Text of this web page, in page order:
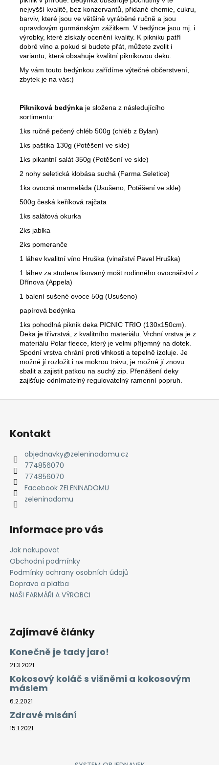
nejvyšší kvalitě, bez konzervantů, přidané chemie, cukru,
barviv, které jsou ve většině vyráběné ručně a jsou
opravdovým gurmánským zážitkem. V bedýnce jsou mj. i
výrobky, které získaly ocenění kvality. K pikniku patří
dobré víno a pokud si budete přát, můžete zvolit i
variantu, která obsahuje kvalitní piknikovou deku.
My vám touto bedýnkou zařídíme výtečné občerstvení,
zbytek je na vás:)
Pikniková bedýnka je složena z následujícího
sortimentu:
1ks ručně pečený chléb 500g (chléb z Bylan)
1ks paštika 130g (Potěšení ve skle)
1ks pikantní salát 350g (Potěšení ve skle)
2 nohy seletická klobása suchá (Farma Seletice)
1ks ovocná marmeláda (Usušeno, Potěšení ve skle)
500g česká keříková rajčata
1ks salátová okurka
2ks jablka
2ks pomeranče
1 láhev kvalitní víno Hruška (vinařství Pavel Hruška)
1 láhev za studena lisovaný mošt rodinného ovocnářství z
Dřínova (Appela)
1 balení sušené ovoce 50g (Usušeno)
papírová bedýnka
1ks pohodlná piknik deka PICNIC TRIO (130x150cm).
Deka je třívrstvá, z kvalitního materiálu. Vrchní vrstva je z
materiálu Polar fleece, který je velmi příjemný na dotek.
Spodní vrstva chrání proti vlhkosti a tepelně izoluje. Je
možné jí rozložit i na mokrou trávu, je možné jí znovu
sbalit a zajistit patkou na suchý zip. Přenášení deky
zajišťuje odnímatelný regulovatelný ramenní popruh.
Kontakt
objednavky@zeleninadomu.cz
774856070
774856070
Facebook ZELENINADOMU
zeleninadomu
Informace pro vás
Jak nakupovat
Obchodní podmínky
Podmínky ochrany osobních údajů
Doprava a platba
NAŠI FARMÁŘI A VÝROBCI
Zajímavé články
Konečně je tady jaro!
21.3.2021
Kokosový koláč s višněmi a kokosovým
máslem
6.2.2021
Zdravé mlsání
15.1.2021